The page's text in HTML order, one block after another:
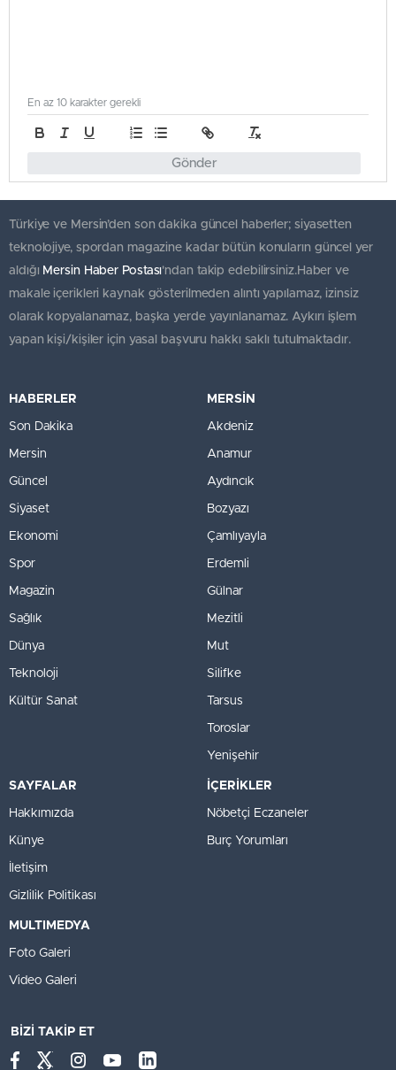
Gönder
En az 10 karakter gerekli
Türkiye ve Mersin’den son dakika güncel haberler; siyasetten
teknolojiye, spordan magazine kadar bütün konuların güncel yer
aldığı Mersin Haber Postası'ndan takip edebilirsiniz.Haber ve
makale içerikleri kaynak gösterilmeden alıntı yapılamaz, izinsiz
olarak kopyalanamaz, başka yerde yayınlanamaz. Aykırı işlem
yapan kişi/kişiler için yasal başvuru hakkı saklı tutulmaktadır.
HABERLER
Son Dakika
Mersin
Güncel
Siyaset
Ekonomi
Spor
Magazin
Sağlık
Dünya
Teknoloji
Kültür Sanat
MERSİN
Akdeniz
Anamur
Aydıncık
Bozyazı
Çamlıyayla
Erdemli
Gülnar
Mezitli
Mut
Silifke
Tarsus
Toroslar
Yenişehir
SAYFALAR
Hakkımızda
Künye
İletişim
Gizlilik Politikası
İÇERİKLER
Nöbetçi Eczaneler
Burç Yorumları
MULTIMEDYA
Foto Galeri
Video Galeri
BİZİ TAKİP ET